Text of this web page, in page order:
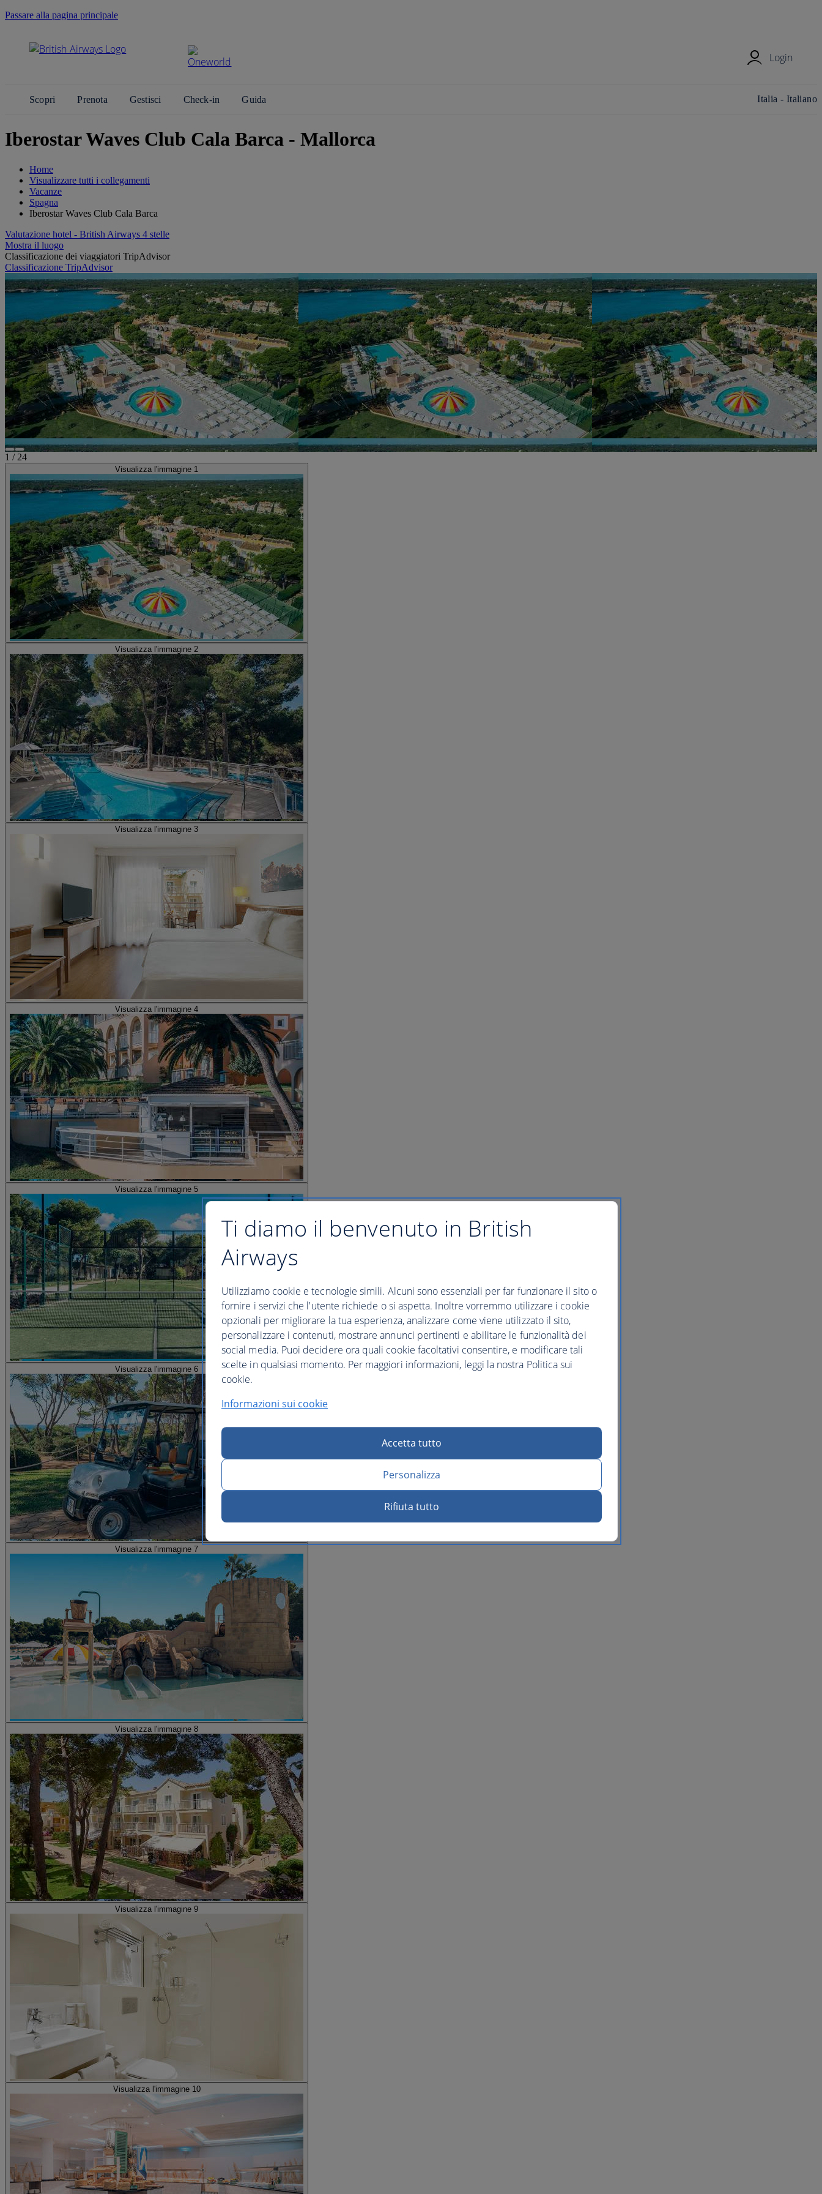
Passare alla pagina principale
Login
Scopri Prenota Gestisci Check-in Guida
Cambia
Italia - Italiano
Iberostar Waves Club Cala Barca - Mallorca
Home
Visualizzare tutti i collegamenti
Vacanze
Spagna
Iberostar Waves Club Cala Barca
Valutazione hotel - British Airways 4 stelle
Mostra il luogo
Classificazione dei viaggiatori TripAdvisor
Classificazione TripAdvisor
1 / 24
Visualizza l'immagine 1
Visualizza l'immagine 2
Visualizza l'immagine 3
Visualizza l'immagine 4
Visualizza l'immagine 5
Visualizza l'immagine 6
Visualizza l'immagine 7
Visualizza l'immagine 8
Visualizza l'immagine 9
Visualizza l'immagine 10
Ti diamo il benvenuto in British
Airways
Utilizziamo cookie e tecnologie simili. Alcuni sono essenziali per far funzionare il sito o
fornire i servizi che l'utente richiede o si aspetta. Inoltre vorremmo utilizzare i cookie
opzionali per migliorare la tua esperienza, analizzare come viene utilizzato il sito,
personalizzare i contenuti, mostrare annunci pertinenti e abilitare le funzionalità dei
social media. Puoi decidere ora quali cookie facoltativi consentire, e modificare tali
scelte in qualsiasi momento. Per maggiori informazioni, leggi la nostra Politica sui
cookie.
Informazioni sui cookie
Accetta tutto
Personalizza
Rifiuta tutto